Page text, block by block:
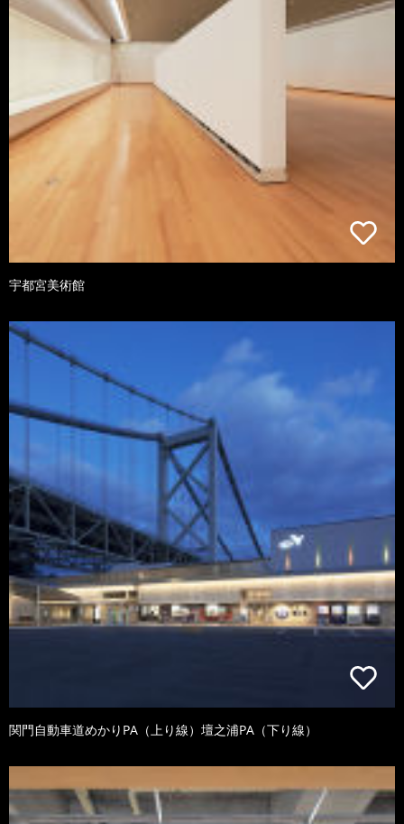
宇都宮美術館
関門自動車道めかりPA（上り線）壇之浦PA（下り線）